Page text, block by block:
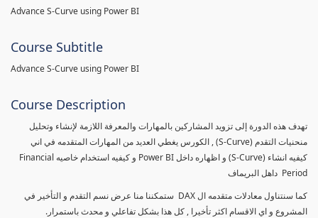
Advance S-Curve using Power BI
Course Subtitle
Advance S-Curve using Power BI
Course Description
تهدف هذه الدورة إلى تزويد المشاركين بالمهارات والمعرفة اللازمة لإنشاء وتحليل
منحنيات التقدم (S-Curve) , الكورس يغطي العديد من المهارات المتقدمه في اني
كيفيه انشاء (S-Curve) و اظهاره داخل Power BI و كيفيه استخدام خاصيه Financial
Period داهل البريماف
كما سنتناول معادلات متقدمه ال DAX ستمكننا منا عرض نسم التقدم و التأخير في
المشروع و اي الاقسام اكثر تأخيرا , كل هذا بشكل تفاعلي و محدث باستمرار.